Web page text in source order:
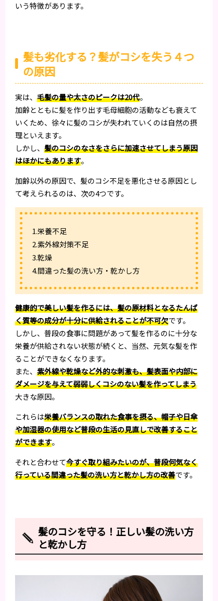
いう特徴があります。
髪も劣化する？髪がコシを失う４つ
の原因
実は、毛髪の量や太さのピークは20代。
加齢とともに髪を作り出す毛母細胞の活動なども衰えて
いくため、徐々に髪のコシが失われていくのは自然の摂
理といえます。
しかし、髪のコシのなさをさらに加速させてしまう原因
はほかにもあります。
加齢以外の原因で、髪のコシ不足を悪化させる原因とし
て考えられるのは、次の4つです。
1.栄養不足
2.紫外線対策不足
3.乾燥
4.間違った髪の洗い方・乾かし方
健康的で美しい髪を作るには、髪の原材料となるたんぱ
く質等の成分が十分に供給されることが不可欠です。
しかし、普段の食事に問題があって髪を作るのに十分な
栄養が供給されない状態が続くと、当然、元気な髪を作
ることができなくなります。
また、紫外線や乾燥など外的な刺激も、髪表面や内部に
ダメージを与えて弱弱しくコシのない髪を作ってしまう
大きな原因。
これらは栄養バランスの取れた食事を摂る、帽子や日傘
や加湿器の使用など普段の生活の見直しで改善すること
ができます。
それと合わせて今すぐ取り組みたいのが、普段何気なく
行っている間違った髪の洗い方と乾かし方の改善です。
髪のコシを守る！正しい髪の洗い方
と乾かし方